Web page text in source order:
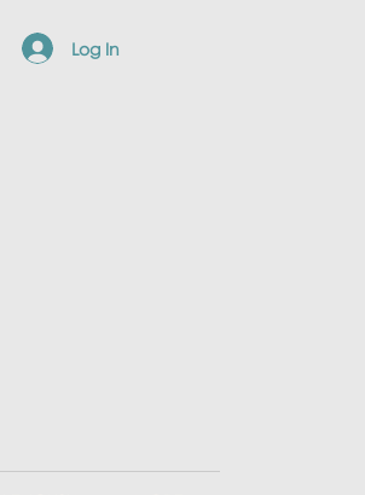
Log In